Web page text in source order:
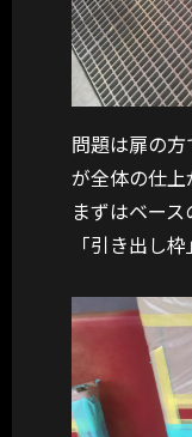
問題は扉の
が全体の仕上
まずはベー
「引き出し